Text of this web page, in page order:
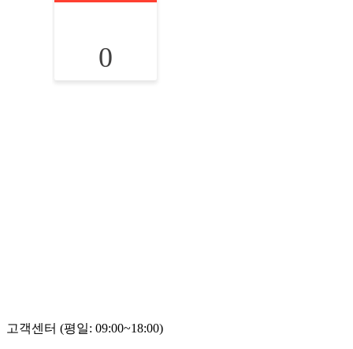
0
고객센터 (평일: 09:00~18:00)